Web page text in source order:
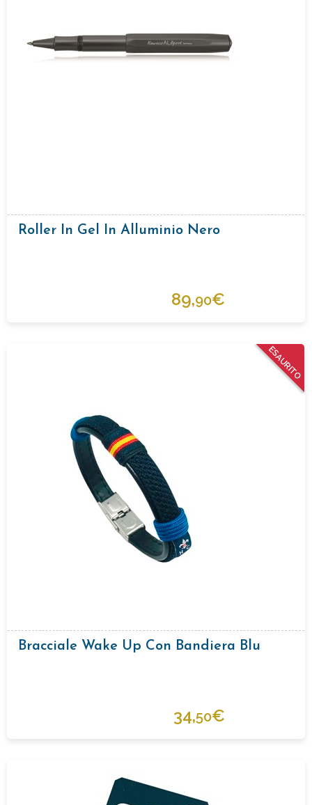
Roller In Gel In Alluminio Nero
89,90€
ESAURITO
Bracciale Wake Up Con Bandiera Blu
34,50€